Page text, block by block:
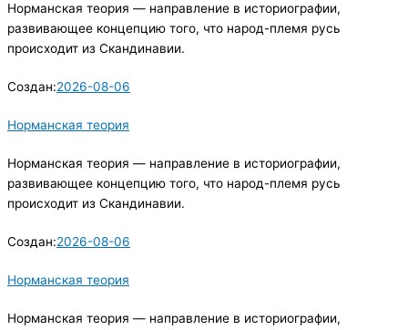
Норманская теория — направление в историографии,
развивающее концепцию того, что народ-племя русь
происходит из Скандинавии.
Создан:2026-08-06
Норманская теория
Норманская теория — направление в историографии,
развивающее концепцию того, что народ-племя русь
происходит из Скандинавии.
Создан:2026-08-06
Норманская теория
Норманская теория — направление в историографии,